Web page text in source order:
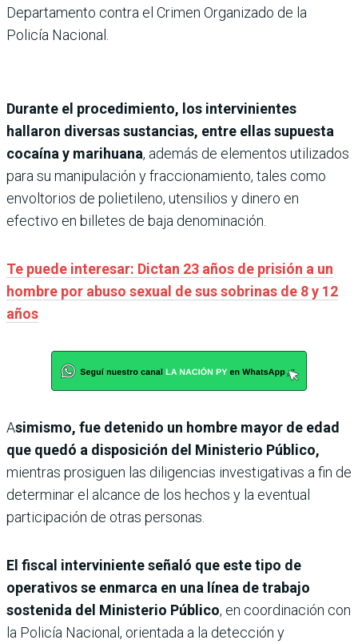
Departamento contra el Crimen Organizado de la
Policía Nacional.
Durante el procedimiento, los intervinientes
hallaron diversas sustancias, entre ellas supuesta
cocaína y marihuana, además de elementos utilizados
para su manipulación y fraccionamiento, tales como
envoltorios de polietileno, utensilios y dinero en
efectivo en billetes de baja denominación.
Te puede interesar: Dictan 23 años de prisión a un
hombre por abuso sexual de sus sobrinas de 8 y 12
años
Asimismo, fue detenido un hombre mayor de edad
que quedó a disposición del Ministerio Público,
mientras prosiguen las diligencias investigativas a fin de
determinar el alcance de los hechos y la eventual
participación de otras personas.
El fiscal interviniente señaló que este tipo de
operativos se enmarca en una línea de trabajo
sostenida del Ministerio Público, en coordinación con
la Policía Nacional, orientada a la detección y